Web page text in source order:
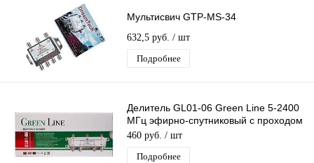
Мультисвич GTP-MS-34
632,5 руб. / шт
Подробнее
Делитель GL01-06 Green Line 5-2400
МГц эфирно-спутниковый с проходом
питания 1х6
460 руб. / шт
Подробнее